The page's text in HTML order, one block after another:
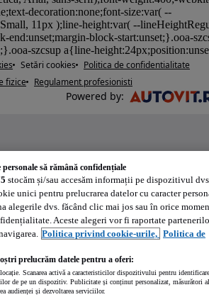
Setări cookies
Politica de confidentialitate
fizice
Regulament profesionisti
Powered by:
personale să rămână confidențiale
stocăm și/sau accesăm informații pe dispozitivul
unici pentru prelucrarea datelor cu caracter
alegerile dvs. făcând clic mai jos sau în orice
Aceste alegeri vor fi raportate
Politica privind cookie-urile, Politica de
prelucrăm datele pentru a oferi:
Scanarea activă a caracteristicilor dispozitivului pentru
de pe un dispozitiv. Publicitate și conținut personalizat, măsurători
audienței și dezvoltarea serviciilor.